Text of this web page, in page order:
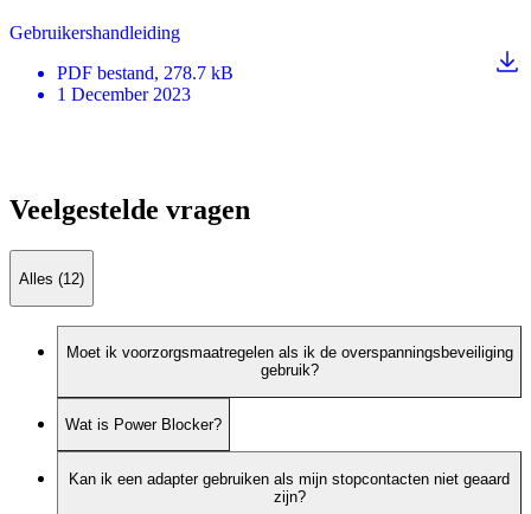
Gebruikershandleiding
PDF bestand, 278.7 kB
1 December 2023
Veelgestelde vragen
Alles (12)
Moet ik voorzorgsmaatregelen als ik de overspanningsbeveiliging
gebruik?
Wat is Power Blocker?
Kan ik een adapter gebruiken als mijn stopcontacten niet geaard
zijn?